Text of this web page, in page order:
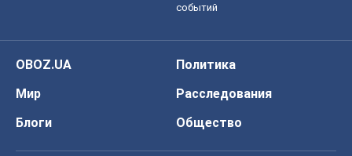
событий
OBOZ.UA
Политика
Мир
Расследования
Блоги
Общество